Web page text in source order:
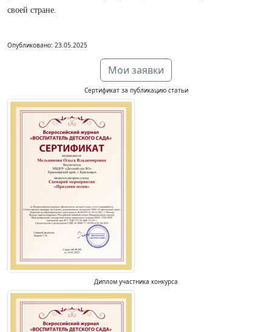
своей стране.
Опубликовано: 23.05.2025
Мои заявки
Сертификат за публикацию статьи
Диплом участника конкурса